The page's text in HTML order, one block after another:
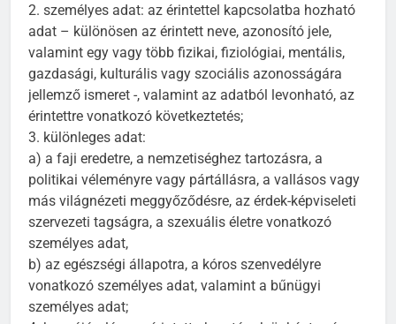
2. személyes adat: az érintettel kapcsolatba hozható
adat – különösen az érintett neve, azonosító jele,
valamint egy vagy több fizikai, fiziológiai, mentális,
gazdasági, kulturális vagy szociális azonosságára
jellemző ismeret -, valamint az adatból levonható, az
érintettre vonatkozó következtetés;
3. különleges adat:
a) a faji eredetre, a nemzetiséghez tartozásra, a
politikai véleményre vagy pártállásra, a vallásos vagy
más világnézeti meggyőződésre, az érdek-képviseleti
szervezeti tagságra, a szexuális életre vonatkozó
személyes adat,
b) az egészségi állapotra, a kóros szenvedélyre
vonatkozó személyes adat, valamint a bűnügyi
személyes adat;